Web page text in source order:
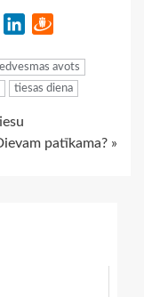
TelegramLinkedIn
avots
tiesas diena
patīkama? »